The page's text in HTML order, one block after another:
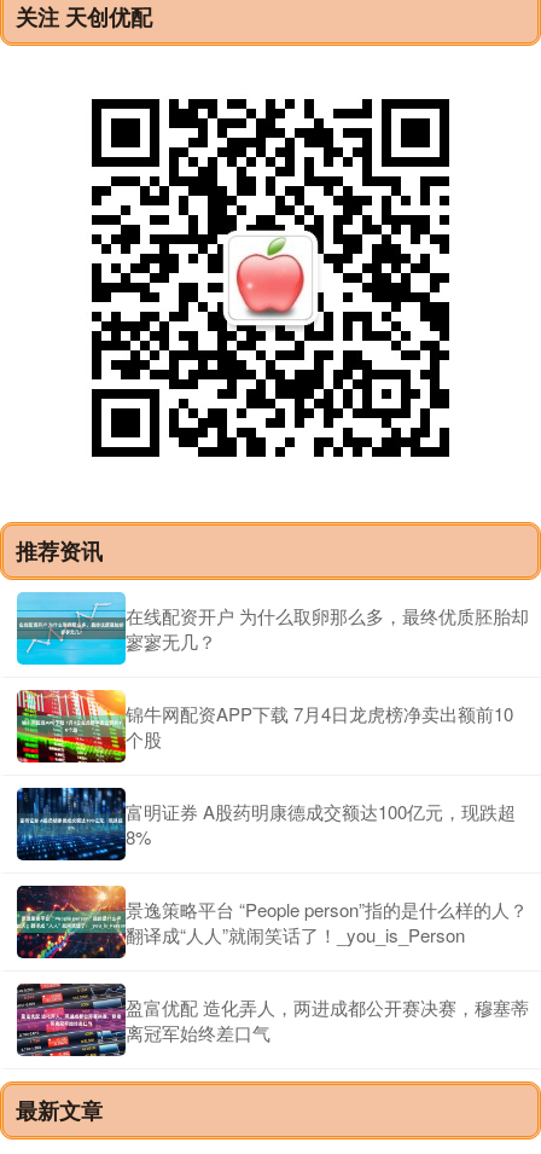
关注 天创优配
推荐资讯
在线配资开户 为什么取卵那么多，最终优质胚胎却
寥寥无几？
锦牛网配资APP下载 7月4日龙虎榜净卖出额前10
个股
富明证券 A股药明康德成交额达100亿元，现跌超
8%
景逸策略平台 “People person”指的是什么样的人？
翻译成“人人”就闹笑话了！_you_is_Person
盈富优配 造化弄人，两进成都公开赛决赛，穆塞蒂
离冠军始终差口气
最新文章